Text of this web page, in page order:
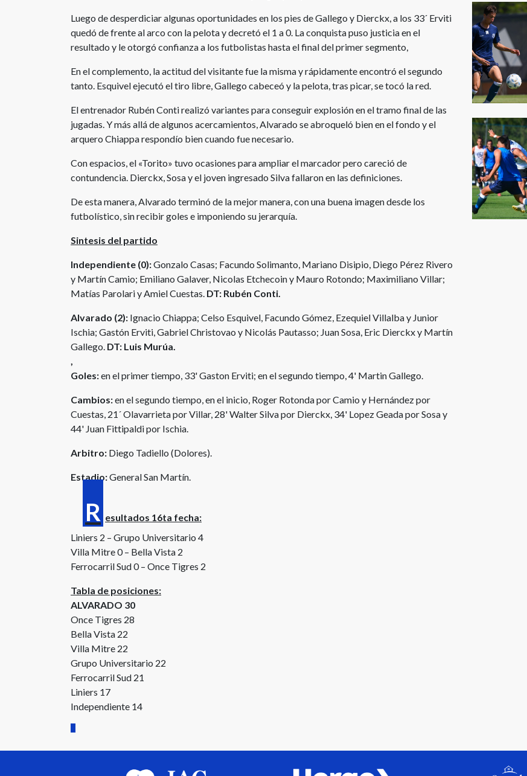
Luego de desperdiciar algunas oportunidades en los pies de Gallego y Dierckx, a los 33´ Erviti
quedó de frente al arco con la pelota y decretó el 1 a 0. La conquista puso justicia en el
resultado y le otorgó confianza a los futbolistas hasta el final del primer segmento,
En el complemento, la actitud del visitante fue la misma y rápidamente encontró el segundo
tanto. Esquivel ejecutó el tiro libre, Gallego cabeceó y la pelota, tras picar, se tocó la red.
El entrenador Rubén Conti realizó variantes para conseguir explosión en el tramo final de las
jugadas. Y más allá de algunos acercamientos, Alvarado se abroqueló bien en el fondo y el
arquero Chiappa respondío bien cuando fue necesario.
Con espacios, el «Torito» tuvo ocasiones para ampliar el marcador pero careció de
contundencia. Dierckx, Sosa y el joven ingresado Silva fallaron en las definiciones.
De esta manera, Alvarado terminó de la mejor manera, con una buena imagen desde los
futbolístico, sin recibir goles e imponiendo su jerarquía.
Sintesis del partido
Independiente (0):Gonzalo Casas; Facundo Solimanto, Mariano Disipio, Diego Pérez Rivero
y Martín Camio; Emiliano Galaver, Nicolas Etchecoin y Mauro Rotondo; Maximiliano Villar;
Matías Parolari y Amiel Cuestas. DT: Rubén Conti.
Alvarado (2): Ignacio Chiappa; Celso Esquivel, Facundo Gómez, Ezequiel Villalba y Junior
Ischia; Gastón Erviti, Gabriel Christovao y Nicolás Pautasso; Juan Sosa, Eric Dierckx y Martín
Gallego. DT: Luis Murúa.
,
Goles:en el primer tiempo, 33' Gaston Erviti; en el segundo tiempo, 4' Martin Gallego.
Cambios:en el segundo tiempo, en el inicio, Roger Rotonda por Camio y Hernández por
Cuestas, 21´ Olavarrieta por Villar, 28' Walter Silva por Dierckx, 34' Lopez Geada por Sosa y
44' Juan Fittipaldi por Ischia.
Arbitro: Diego Tadiello (Dolores).
Estadio:General San Martín.
R esultados 16ta fecha:
Liniers 2 – Grupo Universitario 4
Villa Mitre 0 – Bella Vista 2
Ferrocarril Sud 0 – Once Tigres 2
Tabla de posiciones:
ALVARADO 30
Once Tigres 28
Bella Vista 22
Villa Mitre 22
Grupo Universitario 22
Ferrocarril Sud 21
Liniers 17
Independiente 14